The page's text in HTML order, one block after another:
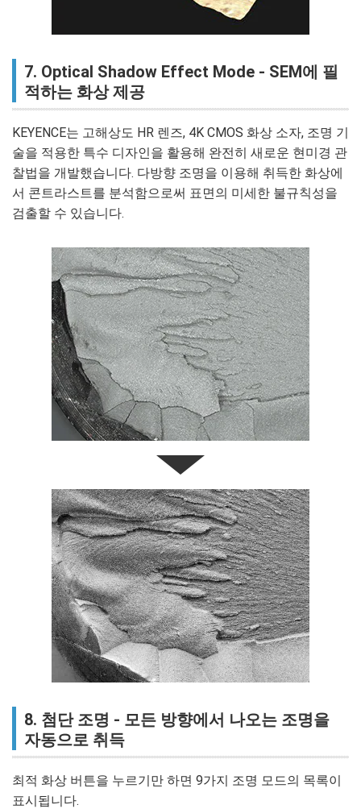
7. Optical Shadow Effect Mode - SEM에 필
적하는 화상 제공
KEYENCE는 고해상도 HR 렌즈, 4K CMOS 화상 소자, 조명 기
술을 적용한 특수 디자인을 활용해 완전히 새로운 현미경 관
찰법을 개발했습니다. 다방향 조명을 이용해 취득한 화상에
서 콘트라스트를 분석함으로써 표면의 미세한 불규칙성을
검출할 수 있습니다.
8. 첨단 조명 - 모든 방향에서 나오는 조명을
자동으로 취득
최적 화상 버튼을 누르기만 하면 9가지 조명 모드의 목록이
표시됩니다.